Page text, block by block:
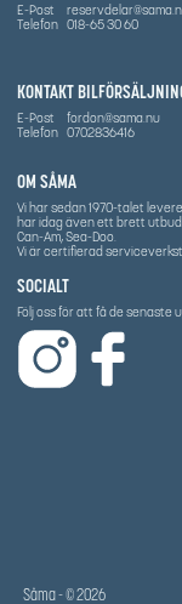
E-Post
Telefon 018-65 30 60
KONTAKT
E-Post
fordon@sama.nu
Telefon 0702836416
OM SÅMA
Vi har sedan 1970-talet
har idag även ett brett
Can-Am, Sea-Doo.
Vi är certifierad
SOCIALT
Följ oss för att få de senaste
Såma- © 2026